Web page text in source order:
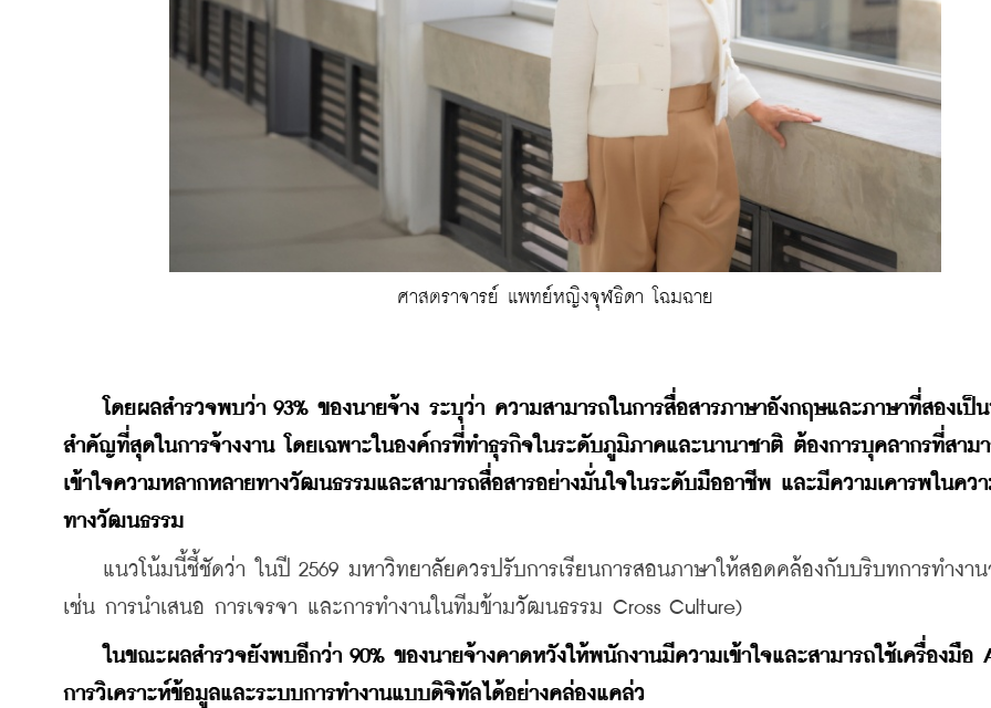
ศาสตราจารย์ แพทย์หญิงจุฬธิดา โฉมฉาย
โดยผลสำรวจพบว่า 93% ของนายจ้าง ระบุว่า ความสามารถในการสื่อสารภาษาอังกฤษและภาษาที่สองเป็
สำคัญที่สุดในการจ้างงาน โดยเฉพาะในองค์กรที่ทำธุรกิจในระดับภูมิภาคและนานาชาติ ต้องการบุคลากรที่สาม
เข้าใจความหลากหลายทางวัฒนธรรมและสามารถสื่อสารอย่างมั่นใจในระดับมืออาชีพ และมีความเคารพในคว
ทางวัฒนธรรม
แนวโน้มนี้ชี้ชัดว่า ในปี 2569 มหาวิทยาลัยควรปรับการเรียนการสอนภาษาให้สอดคล้องกับบริบทการทำงาน
เช่น การนำเสนอ การเจรจา และการทำงานในทีมข้ามวัฒนธรรม Cross Culture)
ในขณะผลสำรวจยังพบอีกว่า 90% ของนายจ้างคาดหวังให้พนักงานมีความเข้าใจและสามารถใช้เครื่องมือ
การวิเคราะห์ข้อมูลและระบบการทำงานแบบดิจิทัลได้อย่างคล่องแคล่ว